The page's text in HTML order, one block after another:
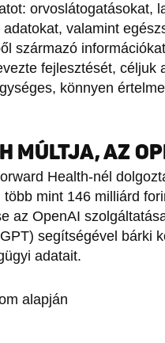
orvoslátogatásokat,
valamint
származó
fejlesztését, céljuk
könnyen
MÚLTJA, AZ
Health-nél
mint 146 milliárd
az OpenAI
segítségével bárki
adatait.
alapján